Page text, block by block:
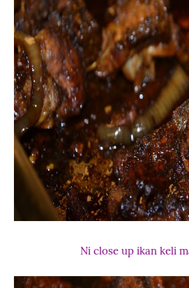
Ni close up ikan keli